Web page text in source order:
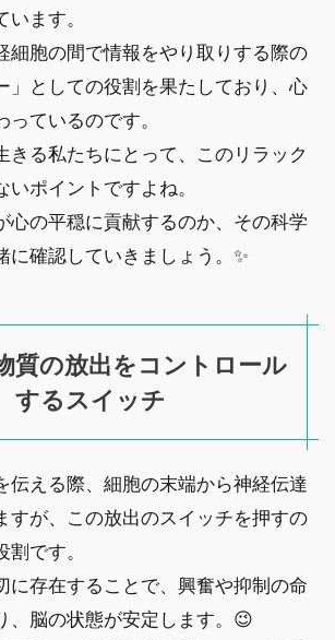
ます。
細胞の間で情報をやり取りする際の
」としての役割を果たしており、心
ているのです。
きる私たちにとって、このリラック
ポイントですよね。
心の平穏に貢献するのか、その科学
に確認していきましょう。✨
質の放出をコントロール
するスイッチ
伝える際、細胞の末端から神経伝達
すが、この放出のスイッチを押すの
です。
に存在することで、興奮や抑制の命
、脳の状態が安定します。😉